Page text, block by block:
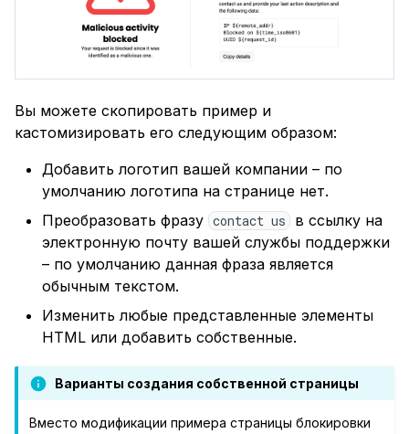
Вы можете скопировать пример и
кастомизировать его следующим образом:
Добавить логотип вашей компании – по
умолчанию логотипа на странице нет.
Преобразовать фразу contact us
в ссылку на
электронную почту вашей службы поддержки
– по умолчанию данная фраза является
обычным текстом.
Изменить любые представленные элементы
HTML или добавить собственные.
Варианты создания собственной страницы
Вместо модификации примера страницы блокировки